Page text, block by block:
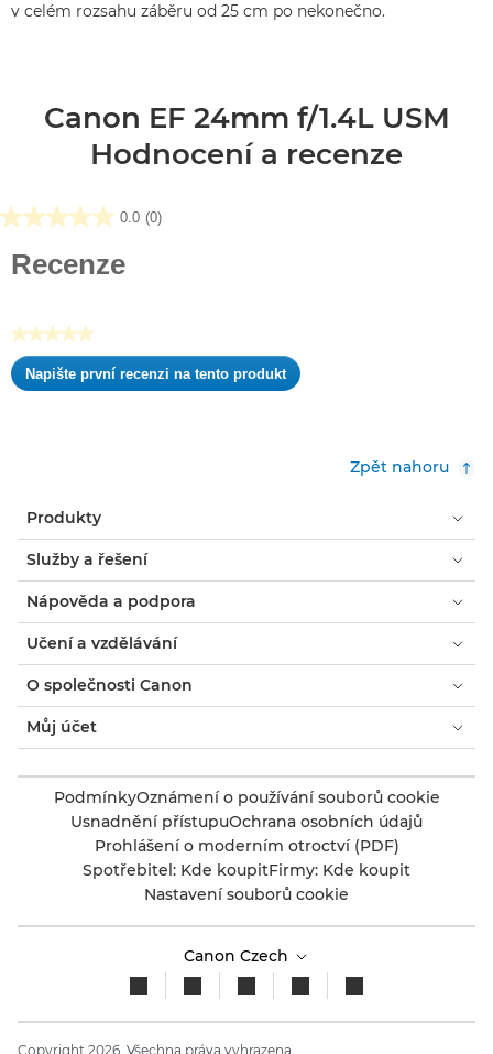
v celém rozsahu záběru od 25 cm po nekonečno.
Canon EF 24mm f/1.4L USM
Hodnocení a recenze
0.0 (0)
0.0
Recenze
★★★★★
Žádná
hodnota
Napište první recenzi na tento produkt
.
Zpět nahoru
Produkty
Služby a řešení
Nápověda a podpora
Učení a vzdělávání
O společnosti Canon
Můj účet
PodmínkyOznámení o používání souborů cookie
Usnadnění přístupuOchrana osobních údajů
Prohlášení o moderním otroctví (PDF)
Spotřebitel: Kde koupitFirmy: Kde koupit
Nastavení souborů cookie
Canon Czech
Copyright 2026. Všechna práva vyhrazena.